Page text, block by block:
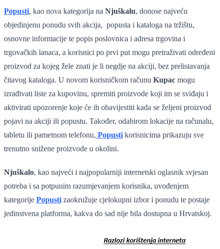
Popusti, kao nova kategorija na Njuškalu, donose najveću
objedinjenu ponudu svih akcija, popusta i kataloga na tržištu,
osnovne informacije te popis poslovnica i adresa trgovina i
trgovačkih lanaca, a korisnici po prvi put mogu pretraživati određeni
proizvod za kojeg žele znati je li negdje na akciji, bez prelistavanja
čitavog kataloga. U novom korisničkom računu Kupac mogu
izrađivati liste za kupovinu, spremiti proizvode koji im se sviđaju i
aktivirati upozorenje koje će ih obavijestiti kada se željeni proizvod
pojavi na akciji ili popustu. Također, odabirom lokacije na računalu,
tabletu ili pametnom telefonu, Popusti korisnicima prikazuju sve
trenutno snižene proizvode u okolini.
Njuškalo, kao najveći i najpopularniji internetski oglasnik svjesan
potreba i sa potpunim razumjevanjem korisnika, uvođenjem
kategorije Popusti zaokružuje cjelokupni izbor i ponudu te postaje
jedinstvena platforma, kakva do sad nije bila dostupna u Hrvatskoj.